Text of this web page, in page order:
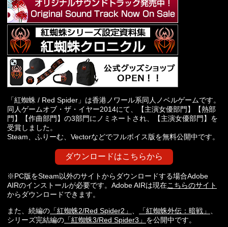
「紅蜘蛛 / Red Spider」は香港ノワール系同人ノベルゲームです。
同人ゲームオブ・ザ・イヤー2014にて、【主演女優部門】【熱部
門】【作曲部門】の3部門にノミネートされ、【主演女優部門】を
受賞しました。
Steam、ふりーむ、Vectorなどでフルボイス版を無料公開中です。
ダウンロードはこちらから
※PC版をSteam以外のサイトからダウンロードする場合Adobe
AIRのインストールが必要です。Adobe AIRは現在こちらのサイト
からダウンロードできます。
また、続編の 「紅蜘蛛2/Red Spider2」 「紅蜘蛛外伝：暗戦」
シリーズ完結編の 「紅蜘蛛3/Red Spider3」 を公開中です。